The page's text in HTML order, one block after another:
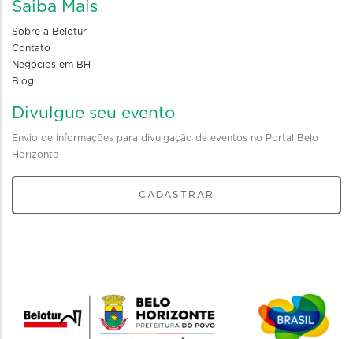
Saiba Mais
Sobre a Belotur
Contato
Negócios em BH
Blog
Divulgue seu evento
Envio de informações para divulgação de eventos no Portal Belo
Horizonte
CADASTRAR